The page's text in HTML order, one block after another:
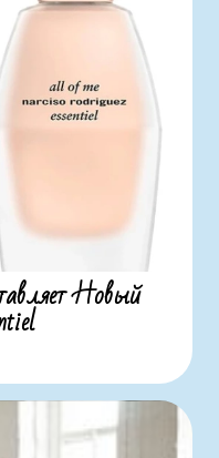
Новый